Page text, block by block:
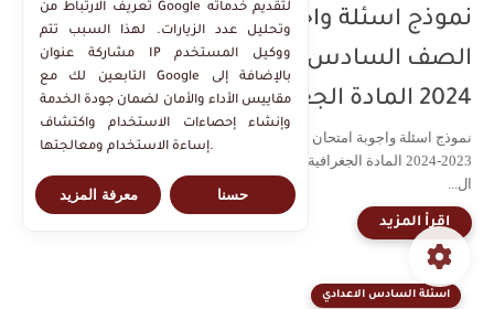
نموذج اسئلة واجوبة امتحان نصف السنه
2024 المادة الجغرافية
نموذج اسئلة واجوبة امتحان نصف السنه الصف السادس الادبي للعام الدراسي
2023-2024 المادة الجغرافية امتحان نصف السنه الصف السادس الادبي للعام
ال...
اسئلة السادس الاعدادي
تعريف الارتباط من Google لتقديم خدماته
وتحليل عدد الزيارات. لهذا السبب تتم
مشاركة عنوان IP ووكيل المستخدم
التابعين لك مع Google بالإضافة إلى
مقاييس الأداء والأمان لضمان جودة الخدمة
وإنشاء إحصاءات الاستخدام واكتشاف
إساءة الاستخدام ومعالجتها.
معرفة المزيد حسنا